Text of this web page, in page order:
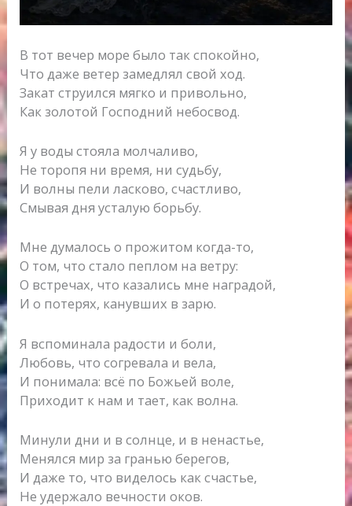
В тот вечер море было так спокойно,
Что даже ветер замедлял свой ход.
Закат струился мягко и привольно,
Как золотой Господний небосвод.
Я у воды стояла молчаливо,
Не торопя ни время, ни судьбу,
И волны пели ласково, счастливо,
Смывая дня усталую борьбу.
Мне думалось о прожитом когда-то,
О том, что стало пеплом на ветру:
О встречах, что казались мне наградой,
И о потерях, канувших в зарю.
Я вспоминала радости и боли,
Любовь, что согревала и вела,
И понимала: всё по Божьей воле,
Приходит к нам и тает, как волна.
Минули дни и в солнце, и в ненастье,
Менялся мир за гранью берегов,
И даже то, что виделось как счастье,
Не удержало вечности оков.